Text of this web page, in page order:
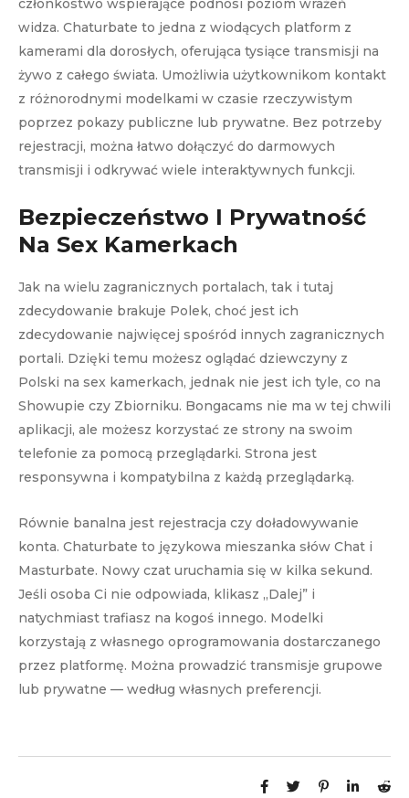
członkostwo wspierające podnosi poziom wrażeń
widza. Chaturbate to jedna z wiodących platform z
kamerami dla dorosłych, oferująca tysiące transmisji na
żywo z całego świata. Umożliwia użytkownikom kontakt
z różnorodnymi modelkami w czasie rzeczywistym
poprzez pokazy publiczne lub prywatne. Bez potrzeby
rejestracji, można łatwo dołączyć do darmowych
transmisji i odkrywać wiele interaktywnych funkcji.
Bezpieczeństwo I Prywatność
Na Sex Kamerkach
Jak na wielu zagranicznych portalach, tak i tutaj
zdecydowanie brakuje Polek, choć jest ich
zdecydowanie najwięcej spośród innych zagranicznych
portali. Dzięki temu możesz oglądać dziewczyny z
Polski na sex kamerkach, jednak nie jest ich tyle, co na
Showupie czy Zbiorniku. Bongacams nie ma w tej chwili
aplikacji, ale możesz korzystać ze strony na swoim
telefonie za pomocą przeglądarki. Strona jest
responsywna i kompatybilna z każdą przeglądarką.
Równie banalna jest rejestracja czy doładowywanie
konta. Chaturbate to językowa mieszanka słów Chat i
Masturbate. Nowy czat uruchamia się w kilka sekund.
Jeśli osoba Ci nie odpowiada, klikasz „Dalej” i
natychmiast trafiasz na kogoś innego. Modelki
korzystają z własnego oprogramowania dostarczanego
przez platformę. Można prowadzić transmisje grupowe
lub prywatne — według własnych preferencji.